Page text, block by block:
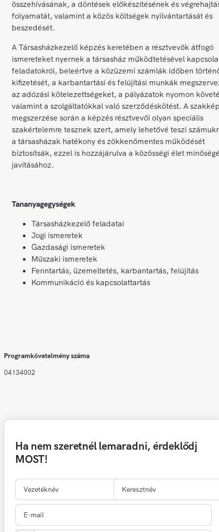
összehívásának, a döntések előkészítésének és
folyamatát, valamint a közös költségek nyilvántartását és
beszedését.
A Társasházkezelő képzés keretében a résztvevők átfogó
ismereteket nyernek a társasház működtetésével
feladatokról, beleértve a közüzemi számlák időben
kifizetését, a karbantartási és felújítási munkák
az adózási kötelezettségeket, a pályázatok nyomon
valamint a szolgáltatókkal való szerződéskötést. A
megszerzése során a képzés résztvevői olyan speciális
szakértelemre tesznek szert, amely lehetővé teszi
a társasházak hatékony és zökkenőmentes működését
biztosítsák, ezzel is hozzájárulva a közösségi élet
javításához.
Tananyagegységek
Társasházkezelő feladatai
Jogi ismeretek
Gazdasági ismeretek
Műszaki ismeretek
Fenntartás, üzemeltetés, karbantartás, felújítás
Kommunikáció és kapcsolattartás
Programkövetelmény száma
04134002
Ha nem szeretnél lemaradni, érdeklődj
MOST!